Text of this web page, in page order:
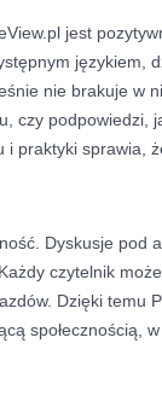
jest
językiem,
nie brakuje w
czy podpowiedzi,
praktyki sprawia,
Dyskusje pod
czytelnik
Dzięki temu
społecznością,